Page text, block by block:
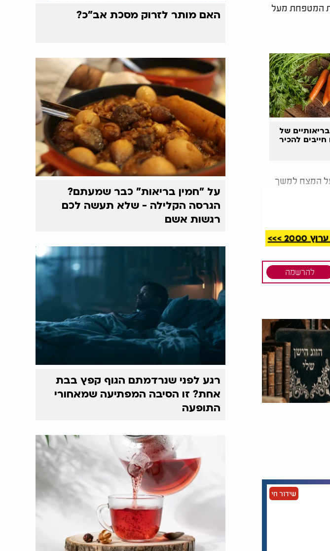
המטפחת מעל
בריאותיים של
להכיר
המצח למשך
טהור. לאחר מכן
שלושה
היא שצריכים
>>>
להרשמה
שידור חי
האם מותר לזרוק מסכת אב"כ?
על "חמין בריאות" כבר שמעתם?
הגרסה הקלילה - שלא תעשה לכם
רגשות אשם
רגע לפני שנרדמתם הגוף קפץ בבת
אחת? זו הסיבה המפתיעה שמאחורי
התופעה